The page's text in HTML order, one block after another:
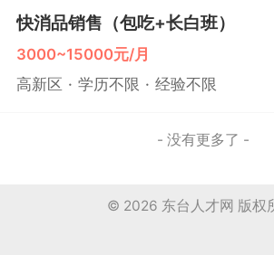
快消品销售（包吃+长白班）
3000~15000元/月
高新区 学历不限 经验不限
- 没有更多了 -
© 2026 东台人才网 版权